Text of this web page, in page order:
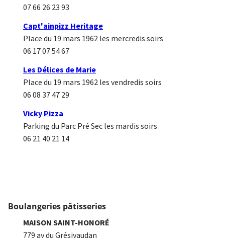
07 66 26 23 93
Capt'ainpizz Heritage
Place du 19 mars 1962 les mercredis soirs
06 17 07 54 67
Les Délices de Marie
Place du 19 mars 1962 les vendredis soirs
06 08 37 47 29
Vicky Pizza
Parking du Parc Pré Sec les mardis soirs
06 21 40 21 14
Boulangeries pâtisseries
MAISON SAINT-HONORÉ
779 av du Grésivaudan